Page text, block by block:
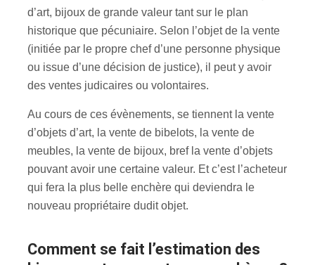
d’art, bijoux de grande valeur tant sur le plan
historique que pécuniaire. Selon l’objet de la vente
(initiée par le propre chef d’une personne physique
ou issue d’une décision de justice), il peut y avoir
des ventes judicaires ou volontaires.
Au cours de ces évènements, se tiennent la vente
d’objets d’art, la vente de bibelots, la vente de
meubles, la vente de bijoux, bref la vente d’objets
pouvant avoir une certaine valeur. Et c’est l’acheteur
qui fera la plus belle enchère qui deviendra le
nouveau propriétaire dudit objet.
Comment se fait l’estimation des